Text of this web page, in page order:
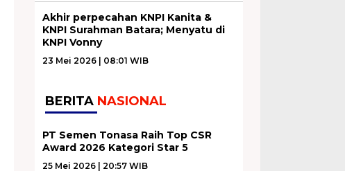
Akhir perpecahan KNPI Kanita &
KNPI Surahman Batara; Menyatu di
KNPI Vonny
23 Mei 2026 | 08:01 WIB
BERITA NASIONAL
PT Semen Tonasa Raih Top CSR
Award 2026 Kategori Star 5
25 Mei 2026 | 20:57 WIB